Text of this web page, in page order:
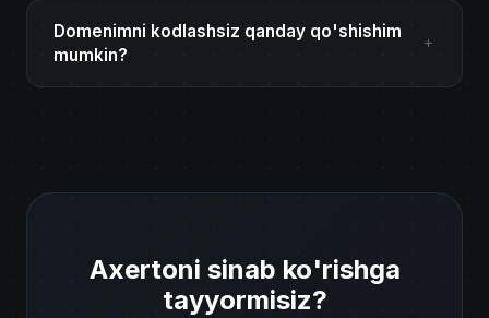
Domenimni kodlashsiz qanday qo'shishim
mumkin?
Axertoni sinab ko'rishga
tayyormisiz?